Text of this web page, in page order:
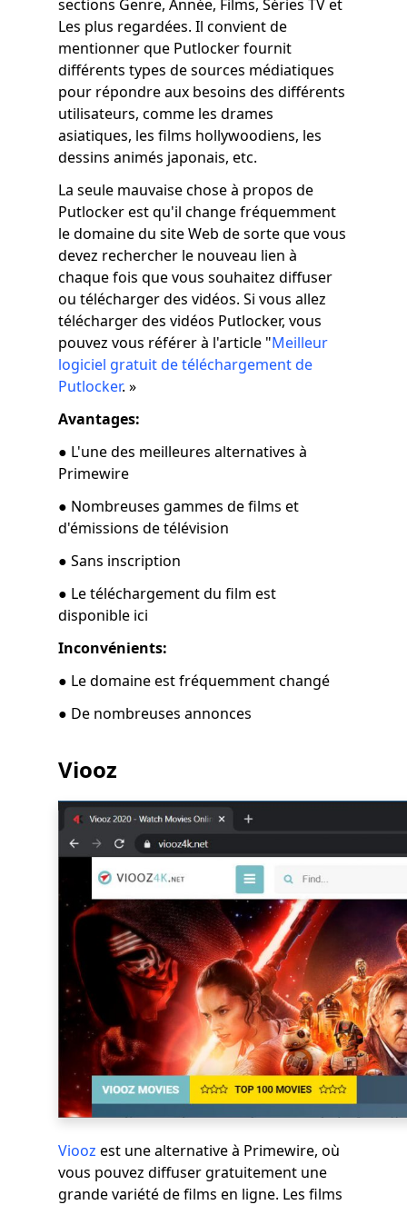
sections Genre, Année, Films, Séries TV et
Les plus regardées. Il convient de
mentionner que Putlocker fournit
différents types de sources médiatiques
pour répondre aux besoins des différents
utilisateurs, comme les drames
asiatiques, les films hollywoodiens, les
dessins animés japonais, etc.
La seule mauvaise chose à propos de
Putlocker est qu'il change fréquemment
le domaine du site Web de sorte que vous
devez rechercher le nouveau lien à
chaque fois que vous souhaitez diffuser
ou télécharger des vidéos. Si vous allez
télécharger des vidéos Putlocker, vous
pouvez vous référer à l'article "Meilleur
logiciel gratuit de téléchargement de
Putlocker. »
Avantages:
● L'une des meilleures alternatives à
Primewire
● Nombreuses gammes de films et
d'émissions de télévision
● Sans inscription
● Le téléchargement du film est
disponible ici
Inconvénients:
● Le domaine est fréquemment changé
● De nombreuses annonces
Viooz
Viooz est une alternative à Primewire, où
vous pouvez diffuser gratuitement une
grande variété de films en ligne. Les films